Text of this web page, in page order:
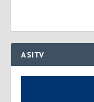
ASITV